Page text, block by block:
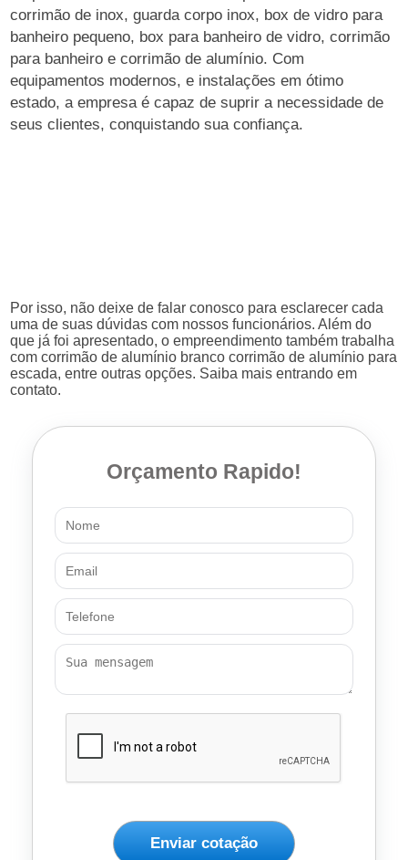
corrimão de inox, guarda corpo inox, box de vidro para
banheiro pequeno, box para banheiro de vidro, corrimão
para banheiro e corrimão de alumínio. Com
equipamentos modernos, e instalações em ótimo
estado, a empresa é capaz de suprir a necessidade de
seus clientes, conquistando sua confiança.
Por isso, não deixe de falar conosco para esclarecer cada
uma de suas dúvidas com nossos funcionários. Além do
que já foi apresentado, o empreendimento também trabalha
com corrimão de alumínio branco corrimão de alumínio para
escada, entre outras opções. Saiba mais entrando em
contato.
Orçamento Rapido!
Enviar cotação